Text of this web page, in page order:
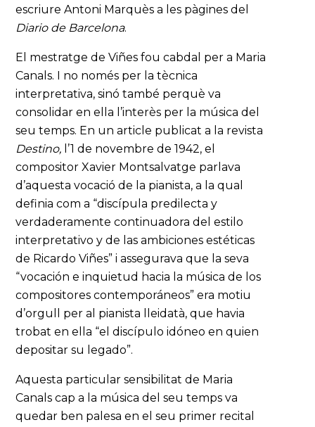
escriure Antoni Marquès a les pàgines del
Diario de Barcelona.
El mestratge de Viñes fou cabdal per a Maria
Canals. I no només per la tècnica
interpretativa, sinó també perquè va
consolidar en ella l’interès per la música del
seu temps. En un article publicat a la revista
Destino, l’1 de novembre de 1942, el
compositor Xavier Montsalvatge parlava
d’aquesta vocació de la pianista, a la qual
definia com a “discípula predilecta y
verdaderamente continuadora del estilo
interpretativo y de las ambiciones estéticas
de Ricardo Viñes” i assegurava que la seva
“vocación e inquietud hacia la música de los
compositores contemporáneos” era motiu
d’orgull per al pianista lleidatà, que havia
trobat en ella “el discípulo idóneo en quien
depositar su legado”.
Aquesta particular sensibilitat de Maria
Canals cap a la música del seu temps va
quedar ben palesa en el seu primer recital